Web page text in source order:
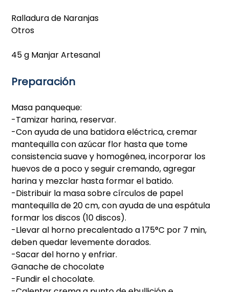
Ralladura de Naranjas
Otros
45 g Manjar Artesanal
Preparación
Masa panqueque:
-Tamizar harina, reservar.
-Con ayuda de una batidora eléctrica, cremar
mantequilla con azúcar flor hasta que tome
consistencia suave y homogénea, incorporar los
huevos de a poco y seguir cremando, agregar
harina y mezclar hasta formar el batido.
-Distribuir la masa sobre círculos de papel
mantequilla de 20 cm, con ayuda de una espátula
formar los discos (10 discos).
-Llevar al horno precalentado a 175°C por 7 min,
deben quedar levemente dorados.
-Sacar del horno y enfriar.
Ganache de chocolate
-Fundir el chocolate.